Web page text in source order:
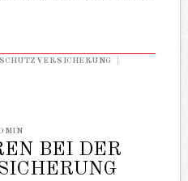
BEI DER